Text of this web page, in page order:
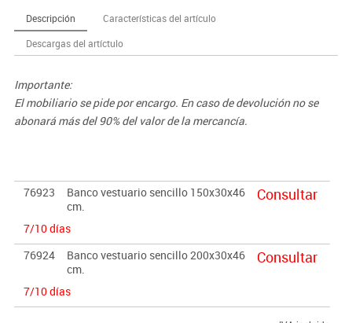
Descripción
Características del artículo
Descargas del artíctulo
Importante:
El mobiliario se pide por encargo. En caso de devolución no se
abonará más del 90% del valor de la mercancía.
76923
Banco vestuario sencillo 150x30x46
cm.
7/10 días
Consultar
76924
Banco vestuario sencillo 200x30x46
cm.
7/10 días
Consultar